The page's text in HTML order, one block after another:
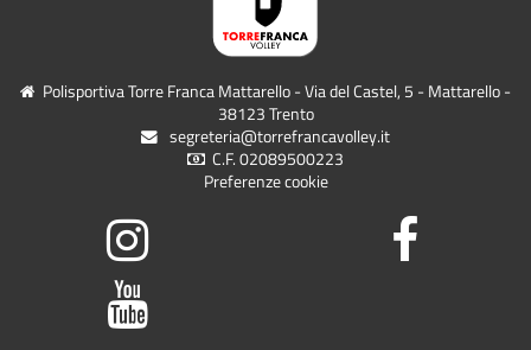
Polisportiva Torre Franca Mattarello - Via del Castel, 5 - Mattarello -
38123 Trento
segreteria@torrefrancavolley.it
C.F. 02089500223
Preferenze cookie